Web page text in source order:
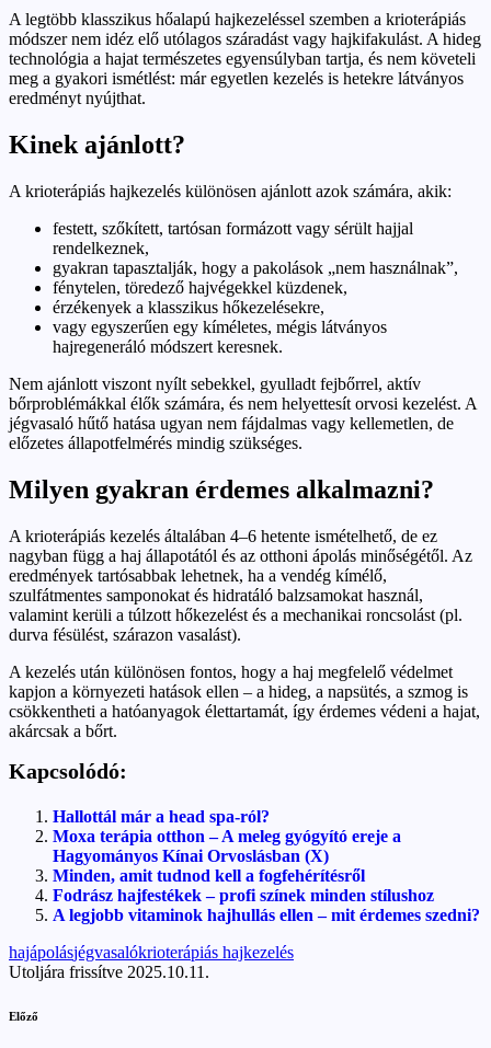
A legtöbb klasszikus hőalapú hajkezeléssel szemben a krioterápiás
módszer nem idéz elő utólagos száradást vagy hajkifakulást. A hideg
technológia a hajat természetes egyensúlyban tartja, és nem követeli
meg a gyakori ismétlést: már egyetlen kezelés is hetekre látványos
eredményt nyújthat.
Kinek ajánlott?
A krioterápiás hajkezelés különösen ajánlott azok számára, akik:
festett, szőkített, tartósan formázott vagy sérült hajjal
rendelkeznek,
gyakran tapasztalják, hogy a pakolások „nem használnak”,
fénytelen, töredező hajvégekkel küzdenek,
érzékenyek a klasszikus hőkezelésekre,
vagy egyszerűen egy kíméletes, mégis látványos
hajregeneráló módszert keresnek.
Nem ajánlott viszont nyílt sebekkel, gyulladt fejbőrrel, aktív
bőrproblémákkal élők számára, és nem helyettesít orvosi kezelést. A
jégvasaló hűtő hatása ugyan nem fájdalmas vagy kellemetlen, de
előzetes állapotfelmérés mindig szükséges.
Milyen gyakran érdemes alkalmazni?
A krioterápiás kezelés általában 4–6 hetente ismételhető, de ez
nagyban függ a haj állapotától és az otthoni ápolás minőségétől. Az
eredmények tartósabbak lehetnek, ha a vendég kímélő,
szulfátmentes samponokat és hidratáló balzsamokat használ,
valamint kerüli a túlzott hőkezelést és a mechanikai roncsolást (pl.
durva fésülést, szárazon vasalást).
A kezelés után különösen fontos, hogy a haj megfelelő védelmet
kapjon a környezeti hatások ellen – a hideg, a napsütés, a szmog is
csökkentheti a hatóanyagok élettartamát, így érdemes védeni a hajat,
akárcsak a bőrt.
Kapcsolódó:
Hallottál már a head spa-ról?
Moxa terápia otthon – A meleg gyógyító ereje a
Hagyományos Kínai Orvoslásban (X)
Minden, amit tudnod kell a fogfehérítésről
Fodrász hajfestékek – profi színek minden stílushoz
A legjobb vitaminok hajhullás ellen – mit érdemes szedni?
Tags:
hajápolásjégvasalókrioterápiás hajkezelés
Utoljára frissítve 2025.10.11.
Post
Előző